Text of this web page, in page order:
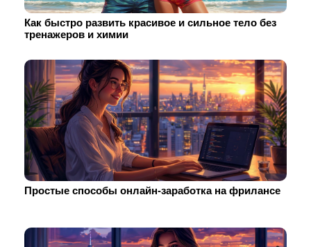
Как быстро развить красивое и сильное тело без
тренажеров и химии
Простые способы онлайн-заработка на фрилансе